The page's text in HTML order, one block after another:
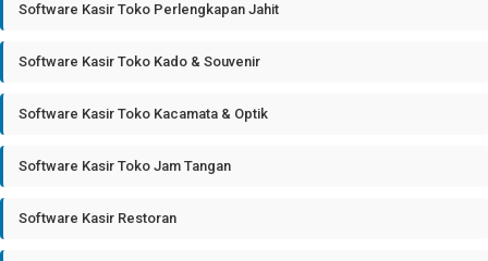
Software Kasir Toko Perlengkapan Jahit
Software Kasir Toko Kado & Souvenir
Software Kasir Toko Kacamata & Optik
Software Kasir Toko Jam Tangan
Software Kasir Restoran